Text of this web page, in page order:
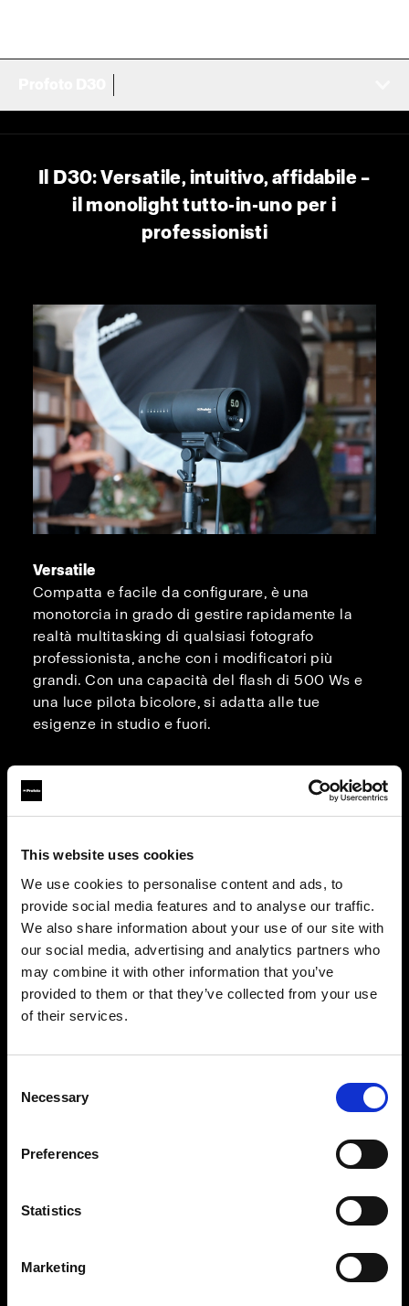
This website uses cookies
We use cookies to personalise content and ads, to
provide social media features and to analyse our traffic.
We also share information about your use of our site with
our social media, advertising and analytics partners who
may combine it with other information that you’ve
provided to them or that they’ve collected from your use
of their services.
Selection
Necessary
Preferences
Statistics
Marketing
Il D30: Versatile, intuitivo, affidabile –
il monolight tutto-in-uno per i
professionisti
Versatile
Compatta e facile da configurare, è una
monotorcia in grado di gestire rapidamente la
realtà multitasking di qualsiasi fotografo
professionista, anche con i modificatori più
grandi. Con una capacità del flash di 500 Ws e
una luce pilota bicolore, si adatta alle tue
esigenze in studio e fuori.
Grazie alla rinomata interfaccia utente di Profoto
100% sul realizzare la tua visione. L'AirX
incorporato consente il controllo direttamente
permettendoti di modellare la luce senza dover